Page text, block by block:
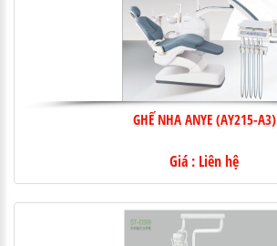
GHẾ NHA ANYE (AY215-A3)
Giá : Liên hệ